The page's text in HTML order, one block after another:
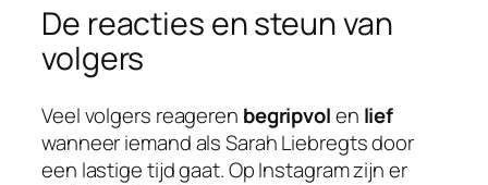
De reacties en steun van
volgers
Veel volgers reageren begripvolen lief
wanneer iemand als Sarah Liebregts door
een lastige tijd gaat. Op Instagram zijn er